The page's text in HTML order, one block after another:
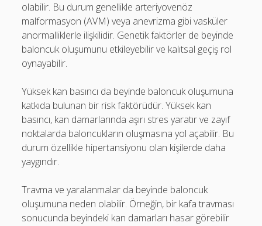
olabilir. Bu durum genellikle arteriyovenöz
malformasyon (AVM) veya anevrizma gibi vasküler
anormalliklerle ilişkilidir. Genetik faktörler de beyinde
baloncuk oluşumunu etkileyebilir ve kalıtsal geçiş rol
oynayabilir.
Yüksek kan basıncı da beyinde baloncuk oluşumuna
katkıda bulunan bir risk faktörüdür. Yüksek kan
basıncı, kan damarlarında aşırı stres yaratır ve zayıf
noktalarda baloncukların oluşmasına yol açabilir. Bu
durum özellikle hipertansiyonu olan kişilerde daha
yaygındır.
Travma ve yaralanmalar da beyinde baloncuk
oluşumuna neden olabilir. Örneğin, bir kafa travması
sonucunda beyindeki kan damarları hasar görebilir